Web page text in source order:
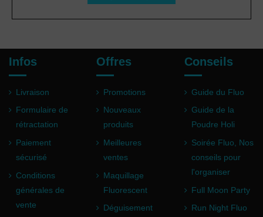
Infos
Livraison
Formulaire de
rétractation
Paiement
sécurisé
Conditions
générales de
vente
Offres
Promotions
Nouveaux
produits
Meilleures
ventes
Maquillage
Fluorescent
Déguisement
Conseils
Guide du Fluo
Guide de la
Poudre Holi
Soirée Fluo, Nos
conseils pour
l'organiser
Full Moon Party
Run Night Fluo